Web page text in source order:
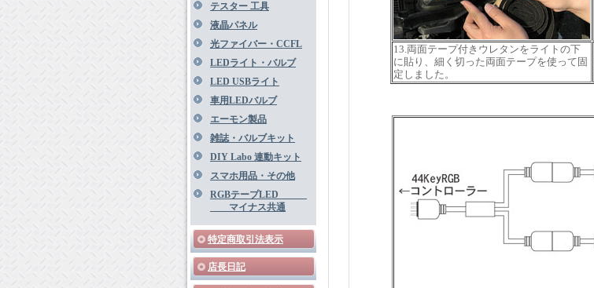
テスター 工具
液晶パネル
光ファイバー・CCFL
LEDライト・バルブ
LED USBライト
車用LEDバルブ
エーモン製品
雑誌・バルブキット
DIY Labo 連動キット
スマホ用品・その他
RGBテープLED
マイナス共通
特定商取引法表示
店長日記
13.両面テープ付きウレタンをライトの下
に貼り、細く切った両面テープを使って固
定しました。